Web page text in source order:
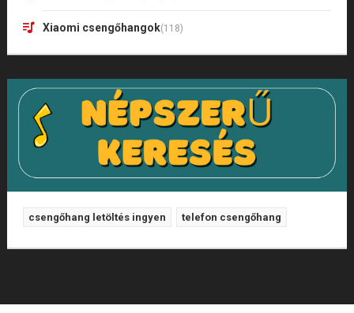
Xiaomi csengőhangok(118)
csengőhang letöltés ingyen telefon csengőhang